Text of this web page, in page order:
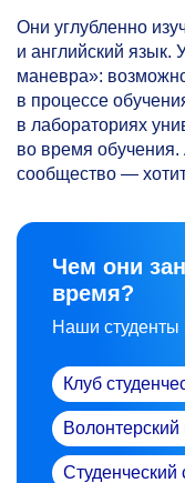
Они углубленно
и английский язык.
маневра»:
в процессе
в лабораториях
во время обучения.
сообщество —
Чем они
время?
Наши студенты
Клуб
Волонтерский
Студенческий